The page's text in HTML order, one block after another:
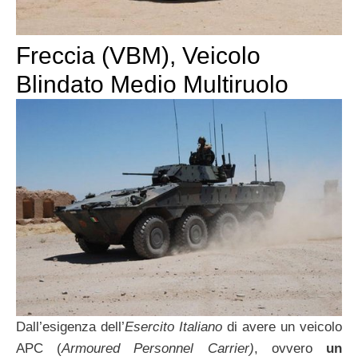
Freccia (VBM), Veicolo
Blindato Medio Multiruolo
Dall’esigenza dell’Esercito Italiano di avere un veicolo
APC (Armoured Personnel Carrier), ovvero un